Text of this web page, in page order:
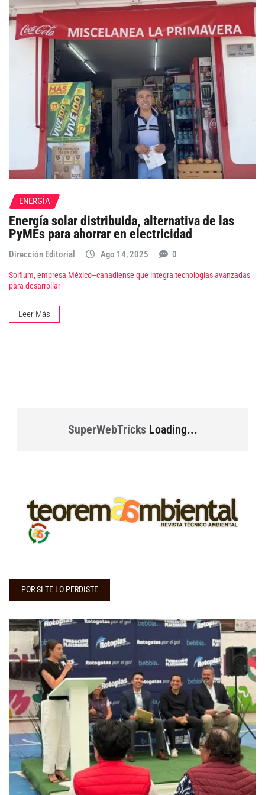
ENERGÍA
Energía solar distribuida, alternativa de las
PyMEs para ahorrar en electricidad
Dirección Editorial Ago 14, 2025 0
Solfium, empresa México–canadiense que integra tecnologías avanzadas
para desarrollar
Leer Más
SuperWebTricksLoading...
POR SI TE LO PERDISTE